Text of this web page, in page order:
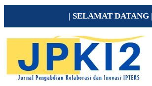
| SELAMAT DATANG |